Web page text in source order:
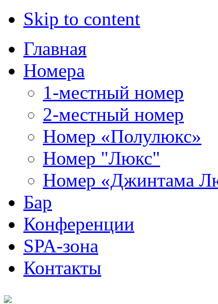
Skip to content
Главная
Номера
1-местный номер
2-местный номер
Номер «Полулюкс»
Номер "Люкс"
Номер «Джинтама
Бар
Конференции
SPA-зона
Контакты